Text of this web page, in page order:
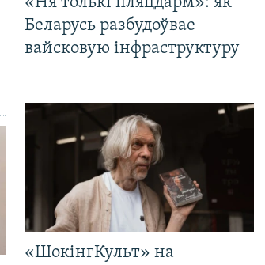
Беларусь разбудоўвае
вайсковую інфраструктуру
«ШокінгКульт» на